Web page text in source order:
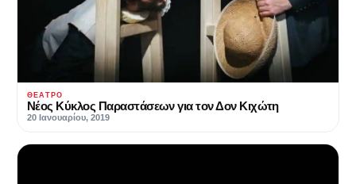
ΘΈΑΤΡΟ
Νέος Κύκλος Παραστάσεων για τον Δον Κιχώτη
20 Ιανουαρίου, 2019